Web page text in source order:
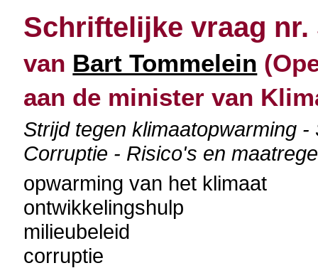
Schriftelijke vraag nr.
van Bart Tommelein
aan de minister van
Strijd tegen klimaatopwarming
Corruptie - Risico's en
opwarming van het klimaat
ontwikkelingshulp
milieubeleid
corruptie